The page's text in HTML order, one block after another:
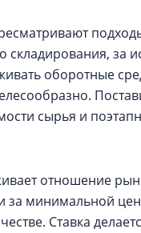
складирования, за
оборотные
сырья и
отношение
за минимальной
Ставка